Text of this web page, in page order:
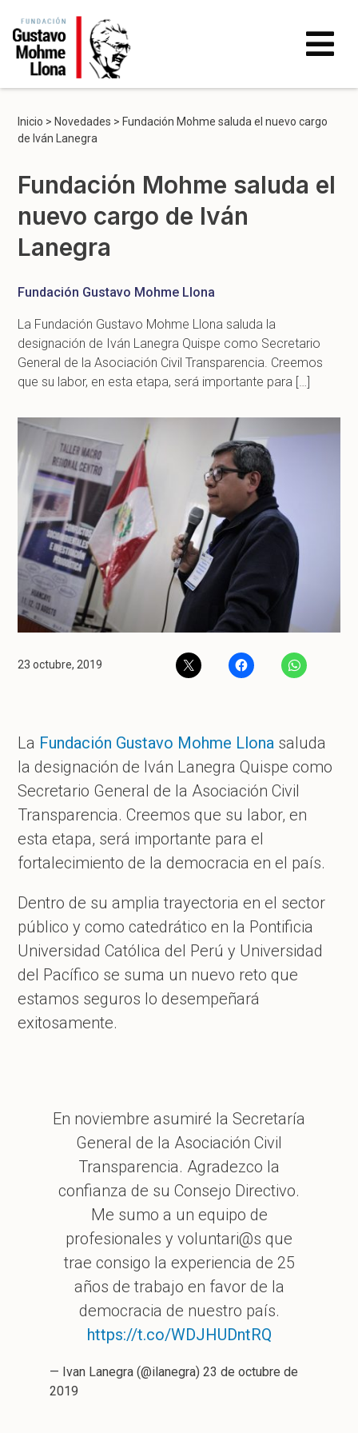
Inicio > Novedades > Fundación Mohme saluda el nuevo cargo
de Iván Lanegra
Fundación Mohme saluda el
nuevo cargo de Iván
Lanegra
Fundación Gustavo Mohme Llona
La Fundación Gustavo Mohme Llona saluda la
designación de Iván Lanegra Quispe como Secretario
General de la Asociación Civil Transparencia. Creemos
que su labor, en esta etapa, será importante para […]
23 octubre, 2019
La Fundación Gustavo Mohme Llona saluda
la designación de Iván Lanegra Quispe como
Secretario General de la Asociación Civil
Transparencia. Creemos que su labor, en
esta etapa, será importante para el
fortalecimiento de la democracia en el país.
Dentro de su amplia trayectoria en el sector
público y como catedrático en la Pontificia
Universidad Católica del Perú y Universidad
del Pacífico se suma un nuevo reto que
estamos seguros lo desempeñará
exitosamente.
En noviembre asumiré la Secretaría
General de la Asociación Civil
Transparencia. Agradezco la
confianza de su Consejo Directivo.
Me sumo a un equipo de
profesionales y voluntari@s que
trae consigo la experiencia de 25
años de trabajo en favor de la
democracia de nuestro país.
https://t.co/WDJHUDntRQ
— Ivan Lanegra (@ilanegra)23 de octubre de
2019